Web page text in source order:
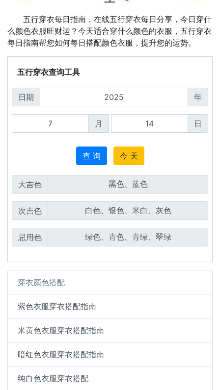
五行穿衣每日指南，在线五行穿衣每日分享，今日穿什
么颜色衣服旺财运？今天适合穿什么颜色的衣服，五行穿衣
每日指南帮您如何每日搭配颜色衣服，提升您的运势。
五行穿衣查询工具
日期 年
月 日
查 询 今 天
大吉色
次吉色
忌用色
穿衣颜色搭配
紫色衣服穿衣搭配指南
米黄色衣服穿衣搭配指南
暗红色衣服穿衣搭配指南
纯白色衣服穿衣搭配